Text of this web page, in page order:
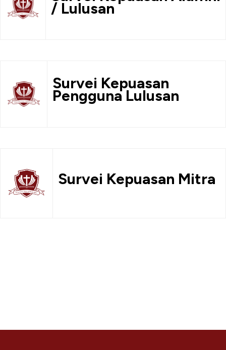
/ Lulusan
Survei Kepuasan
Pengguna Lulusan
Survei Kepuasan Mitra